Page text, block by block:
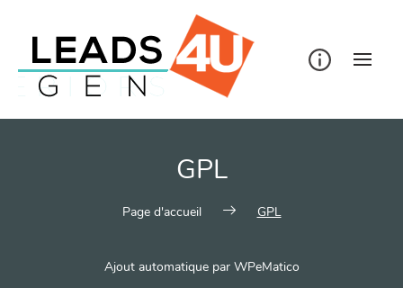
GPL
Page d'accueil GPL
Ajout automatique par WPeMatico